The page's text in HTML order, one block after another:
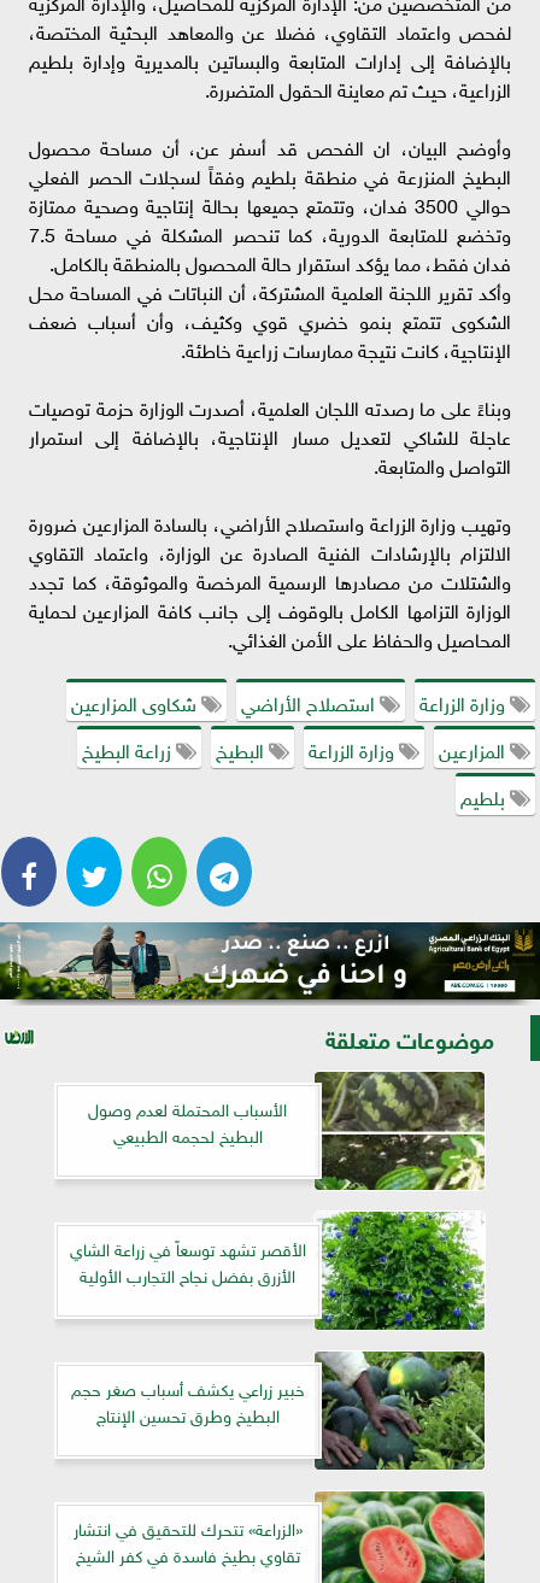
لفحص واعتماد التقاوي، فضلا عن والمعاهد البحثية المختصة،
بالإضافة إلى إدارات المتابعة والبساتين بالمديرية وإدارة بلطيم
الزراعية، حيث تم معاينة الحقول المتضررة.
وأوضح البيان، ان الفحص قد أسفر عن، أن مساحة محصول
البطيخ المنزرعة في منطقة بلطيم وفقاً لسجلات الحصر الفعلي
حوالي 3500 فدان، وتتمتع جميعها بحالة إنتاجية وصحية ممتازة
وتخضع للمتابعة الدورية، كما تنحصر المشكلة في مساحة 7.5
فدان فقط، مما يؤكد استقرار حالة المحصول بالمنطقة بالكامل.
وأكد تقرير اللجنة العلمية المشتركة، أن النباتات في المساحة محل
الشكوى تتمتع بنمو خضري قوي وكثيف، وأن أسباب ضعف
الإنتاجية، كانت نتيجة ممارسات زراعية خاطئة.
وبناءً على ما رصدته اللجان العلمية، أصدرت الوزارة حزمة توصيات
عاجلة للشاكي لتعديل مسار الإنتاجية، بالإضافة إلى استمرار
التواصل والمتابعة.
وتهيب وزارة الزراعة واستصلاح الأراضي، بالسادة المزارعين ضرورة
الالتزام بالإرشادات الفنية الصادرة عن الوزارة، واعتماد التقاوي
والشتلات من مصادرها الرسمية المرخصة والموثوقة، كما تجدد
الوزارة التزامها الكامل بالوقوف إلى جانب كافة المزارعين لحماية
المحاصيل والحفاظ على الأمن الغذائي.
وزارة الزراعة
استصلاح الأراضي
شكاوى المزارعين
المزارعين
وزارة الزراعة البطيخ
زراعة البطيخ
بلطيم
موضوعات متعلقة
الأسباب المحتملة لعدم وصول
البطيخ لحجمه الطبيعي
الأقصر تشهد توسعاً في زراعة الشاي
الأزرق بفضل نجاح التجارب الأولية
خبير زراعي يكشف أسباب صغر حجم
البطيخ وطرق تحسين الإنتاج
«الزراعة» تتحرك للتحقيق في انتشار
تقاوي بطيخ فاسدة في كفر الشيخ